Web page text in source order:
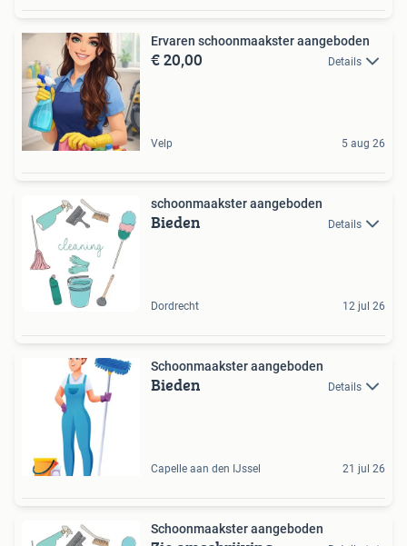
Ervaren schoonmaakster aangeboden
€ 20,00 Details
Velp 5 aug 26
schoonmaakster aangeboden
Bieden Details
Dordrecht 12 jul 26
Schoonmaakster aangeboden
Bieden Details
Capelle aan den IJssel 21 jul 26
Schoonmaakster aangeboden